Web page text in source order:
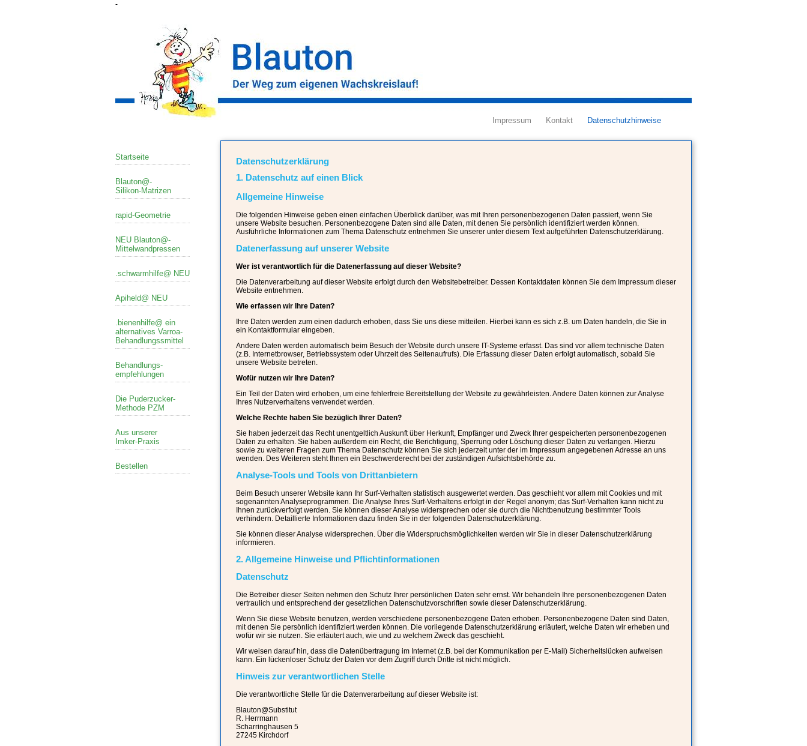
-
Impressum Kontakt Datenschutzhinweise
Startseite
Blauton@-
Silikon-Matrizen
rapid-Geometrie
NEU Blauton@-
Mittelwandpressen
.schwarmhilfe@ NEU
Apiheld@ NEU
.bienenhilfe@ ein
alternatives Varroa-
Behandlungssmittel
Behandlungs-
empfehlungen
Die Puderzucker-
Methode PZM
Aus unserer
Imker-Praxis
Bestellen
Datenschutzerklärung
1. Datenschutz auf einen Blick
Allgemeine Hinweise
Die folgenden Hinweise geben einen einfachen Überblick darüber, was mit Ihren personenbezogenen Daten passiert, wenn Sie
unsere Website besuchen. Personenbezogene Daten sind alle Daten, mit denen Sie persönlich identifiziert werden können.
Ausführliche Informationen zum Thema Datenschutz entnehmen Sie unserer unter diesem Text aufgeführten Datenschutzerklärung.
Datenerfassung auf unserer Website
Wer ist verantwortlich für die Datenerfassung auf dieser Website?
Die Datenverarbeitung auf dieser Website erfolgt durch den Websitebetreiber. Dessen Kontaktdaten können Sie dem Impressum dieser
Website entnehmen.
Wie erfassen wir Ihre Daten?
Ihre Daten werden zum einen dadurch erhoben, dass Sie uns diese mitteilen. Hierbei kann es sich z.B. um Daten handeln, die Sie in
ein Kontaktformular eingeben.
Andere Daten werden automatisch beim Besuch der Website durch unsere IT-Systeme erfasst. Das sind vor allem technische Daten
(z.B. Internetbrowser, Betriebssystem oder Uhrzeit des Seitenaufrufs). Die Erfassung dieser Daten erfolgt automatisch, sobald Sie
unsere Website betreten.
Wofür nutzen wir Ihre Daten?
Ein Teil der Daten wird erhoben, um eine fehlerfreie Bereitstellung der Website zu gewährleisten. Andere Daten können zur Analyse
Ihres Nutzerverhaltens verwendet werden.
Welche Rechte haben Sie bezüglich Ihrer Daten?
Sie haben jederzeit das Recht unentgeltlich Auskunft über Herkunft, Empfänger und Zweck Ihrer gespeicherten personenbezogenen
Daten zu erhalten. Sie haben außerdem ein Recht, die Berichtigung, Sperrung oder Löschung dieser Daten zu verlangen. Hierzu
sowie zu weiteren Fragen zum Thema Datenschutz können Sie sich jederzeit unter der im Impressum angegebenen Adresse an uns
wenden. Des Weiteren steht Ihnen ein Beschwerderecht bei der zuständigen Aufsichtsbehörde zu.
Analyse-Tools und Tools von Drittanbietern
Beim Besuch unserer Website kann Ihr Surf-Verhalten statistisch ausgewertet werden. Das geschieht vor allem mit Cookies und mit
sogenannten Analyseprogrammen. Die Analyse Ihres Surf-Verhaltens erfolgt in der Regel anonym; das Surf-Verhalten kann nicht zu
Ihnen zurückverfolgt werden. Sie können dieser Analyse widersprechen oder sie durch die Nichtbenutzung bestimmter Tools
verhindern. Detaillierte Informationen dazu finden Sie in der folgenden Datenschutzerklärung.
Sie können dieser Analyse widersprechen. Über die Widerspruchsmöglichkeiten werden wir Sie in dieser Datenschutzerklärung
informieren.
2. Allgemeine Hinweise und Pflichtinformationen
Datenschutz
Die Betreiber dieser Seiten nehmen den Schutz Ihrer persönlichen Daten sehr ernst. Wir behandeln Ihre personenbezogenen Daten
vertraulich und entsprechend der gesetzlichen Datenschutzvorschriften sowie dieser Datenschutzerklärung.
Wenn Sie diese Website benutzen, werden verschiedene personenbezogene Daten erhoben. Personenbezogene Daten sind Daten,
mit denen Sie persönlich identifiziert werden können. Die vorliegende Datenschutzerklärung erläutert, welche Daten wir erheben und
wofür wir sie nutzen. Sie erläutert auch, wie und zu welchem Zweck das geschieht.
Wir weisen darauf hin, dass die Datenübertragung im Internet (z.B. bei der Kommunikation per E-Mail) Sicherheitslücken aufweisen
kann. Ein lückenloser Schutz der Daten vor dem Zugriff durch Dritte ist nicht möglich.
Hinweis zur verantwortlichen Stelle
Die verantwortliche Stelle für die Datenverarbeitung auf dieser Website ist:
Blauton@Substitut
R. Herrmann
Scharringhausen 5
27245 Kirchdorf